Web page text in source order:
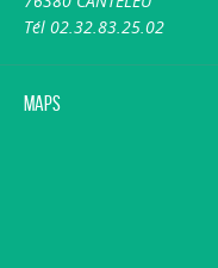
Tél 02.32.83.25.02
Maps